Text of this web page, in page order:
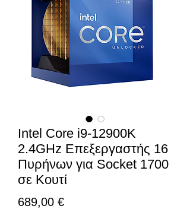
Intel Core i9-12900K
2.4GHz Επεξεργαστής 16
Πυρήνων για Socket 1700
σε Κουτί
689,00 €Τιμή